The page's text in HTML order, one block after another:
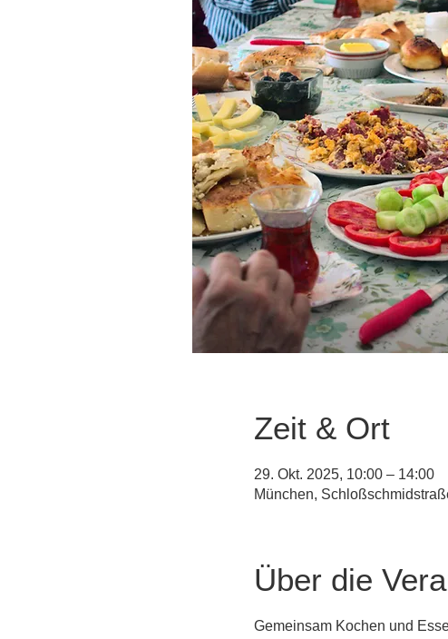
Zeit & Ort
29. Okt. 2025, 10:00 – 14:00
München,
Über die
Gemeinsam Kochen und